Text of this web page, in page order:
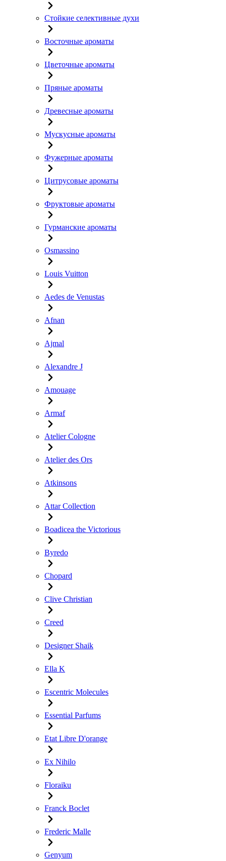
Стойкие селективные духи
Восточные ароматы
Цветочные ароматы
Пряные ароматы
Древесные ароматы
Мускусные ароматы
Фужерные ароматы
Цитрусовые ароматы
Фруктовые ароматы
Гурманские ароматы
Osmassino
Louis Vuitton
Aedes de Venustas
Afnan
Ajmal
Alexandre J
Amouage
Armaf
Atelier Cologne
Atelier des Ors
Atkinsons
Attar Collection
Boadicea the Victorious
Byredo
Chopard
Clive Christian
Creed
Designer Shaik
Ella K
Escentric Molecules
Essential Parfums
Etat Libre D'orange
Ex Nihilo
Floraiku
Franck Boclet
Frederic Malle
Genyum